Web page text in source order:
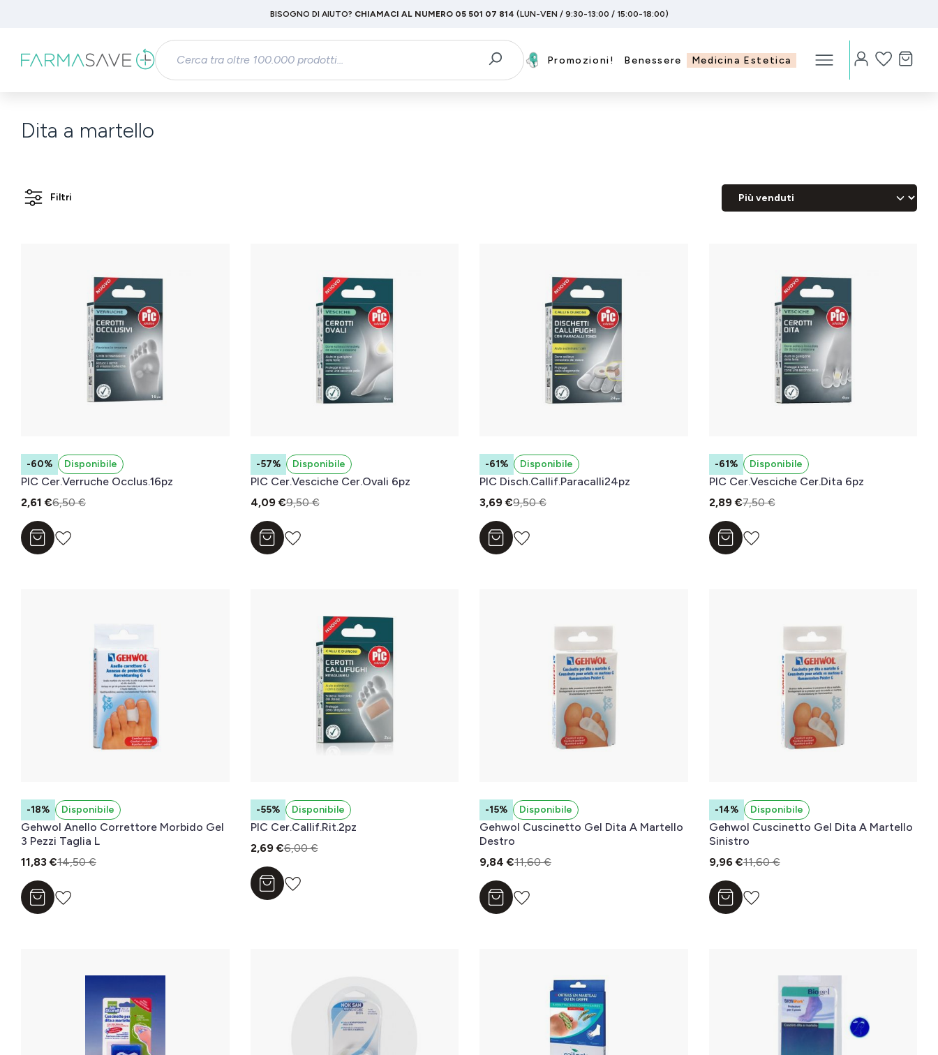
Passa alla navigazione principale
BISOGNO DI AIUTO? CHIAMACI AL NUMERO 05 501 07 814 (LUN-VEN / 9:30-13:00 / 15:00-18:00)
Promozioni! Benessere Medicina Estetica
Dita a martello
Filtri
-60% Disponibile
PIC Cer.Verruche Occlus.16pz
2,61 €6,50 €
Aggiungi al carrello
-57% Disponibile
PIC Cer.Vesciche Cer.Ovali 6pz
4,09 €9,50 €
Aggiungi al carrello
-61% Disponibile
PIC Disch.Callif.Paracalli24pz
3,69 €9,50 €
Aggiungi al carrello
-61% Disponibile
PIC Cer.Vesciche Cer.Dita 6pz
2,89 €7,50 €
Aggiungi al carrello
-18% Disponibile
Gehwol Anello Correttore Morbido Gel
3 Pezzi Taglia L
11,83 €14,50 €
Aggiungi al carrello
-55% Disponibile
PIC Cer.Callif.Rit.2pz
2,69 €6,00 €
Aggiungi al carrello
-15% Disponibile
Gehwol Cuscinetto Gel Dita A Martello
Destro
9,84 €11,60 €
Aggiungi al carrello
-14% Disponibile
Gehwol Cuscinetto Gel Dita A Martello
Sinistro
9,96 €11,60 €
Aggiungi al carrello